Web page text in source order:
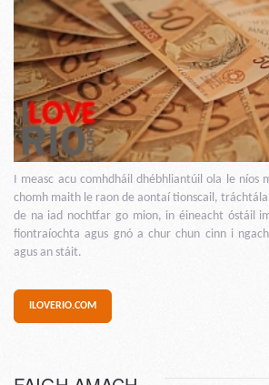
I measc acu comhdháil dhébhliantúil ola le níos
chomh maith le raon de aontaí tionscail,
de na iad nochtfar go mion, in éineacht óstáil
fiontraíochta agus gnó a chur chun cinn i
agus an stáit.
ILOVERIO.COM